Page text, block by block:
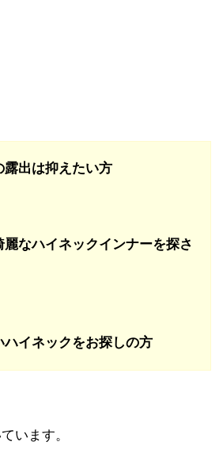
露出は抑えたい方
麗なハイネックインナーを探さ
ハイネックをお探しの方
います。